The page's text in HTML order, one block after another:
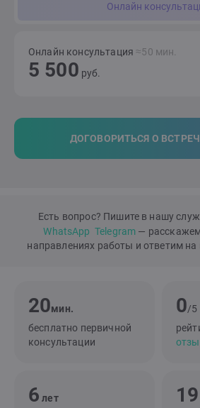
Онлайн
Онлайн консультация ≈50 мин.
5 500 руб.
ДОГОВОРИТЬСЯ О
Есть вопрос? Пишите в нашу
WhatsApp Telegram — расскажем
направлениях работы и ответим
20мин.
бесплатно первичной
консультации
0/5
6 лет
19